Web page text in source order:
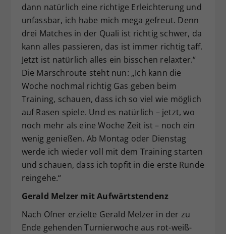
dann natürlich eine richtige Erleichterung und
unfassbar, ich habe mich mega gefreut. Denn
drei Matches in der Quali ist richtig schwer, da
kann alles passieren, das ist immer richtig taff.
Jetzt ist natürlich alles ein bisschen relaxter.“
Die Marschroute steht nun: „Ich kann die
Woche nochmal richtig Gas geben beim
Training, schauen, dass ich so viel wie möglich
auf Rasen spiele. Und es natürlich – jetzt, wo
noch mehr als eine Woche Zeit ist – noch ein
wenig genießen. Ab Montag oder Dienstag
werde ich wieder voll mit dem Training starten
und schauen, dass ich topfit in die erste Runde
reingehe.“
Gerald Melzer mit Aufwärtstendenz
Nach Ofner erzielte Gerald Melzer in der zu
Ende gehenden Turnierwoche aus rot-weiß-